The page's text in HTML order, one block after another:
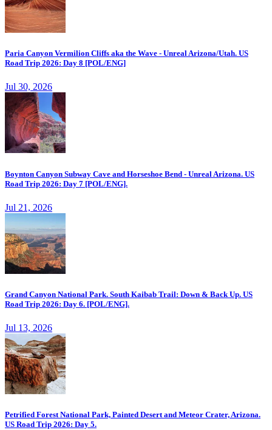
Paria Canyon Vermilion Cliffs aka the Wave - Unreal Arizona/Utah. US
Road Trip 2026: Day 8 [POL/ENG]
Jul 30, 2026
Boynton Canyon Subway Cave and Horseshoe Bend - Unreal Arizona. US
Road Trip 2026: Day 7 [POL/ENG].
Jul 21, 2026
Grand Canyon National Park. South Kaibab Trail: Down & Back Up. US
Road Trip 2026: Day 6. [POL/ENG].
Jul 13, 2026
Petrified Forest National Park, Painted Desert and Meteor Crater, Arizona.
US Road Trip 2026: Day 5.